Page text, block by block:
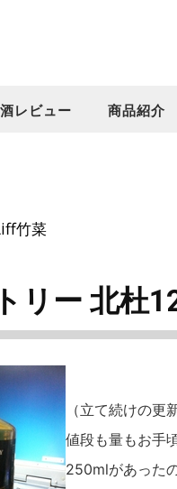
レビュー 商品紹介
竹菜
リー 北杜
（立て続けの更
値段も量もお手
250mlがあった